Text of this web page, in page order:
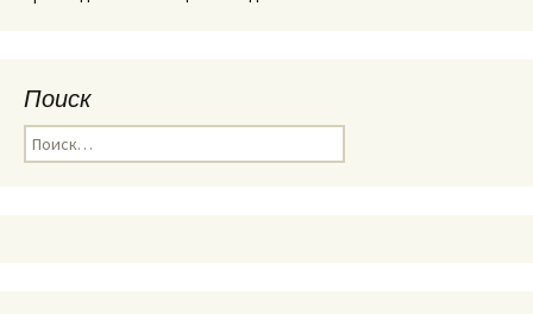
Поиск
Найти: